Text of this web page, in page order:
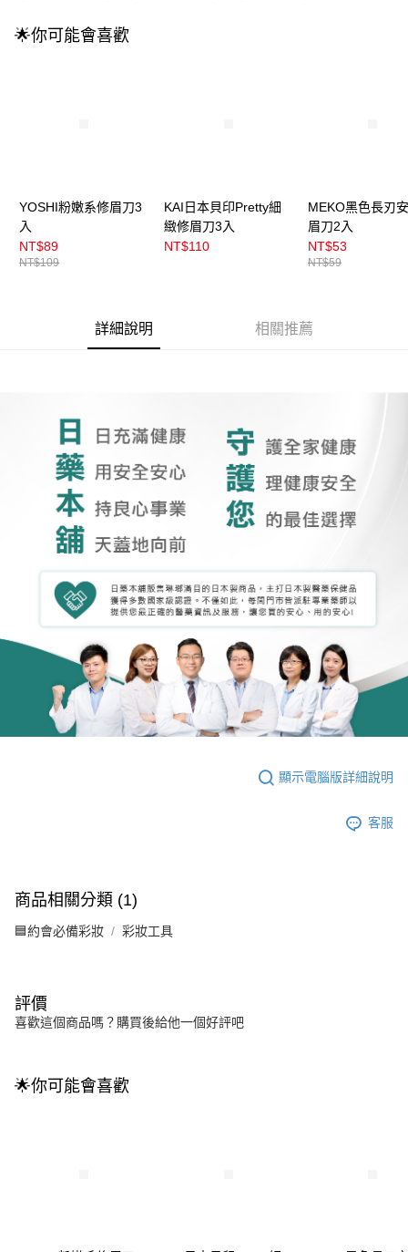
4.訂單成立30分鐘內，如未前往確認交易或遇審核未通過，訂單將自動取
消。如遇「轉專審核」未通過狀況，表示未達大哥付你分期系統評分，恕無
用戶於交易時，得透過本服務購買商品或服務，並由商店將買賣／分期付款
買賣價金債權讓與本公司後，依約使用本公司帳單繳交帳款。
2.基於同意付款使用「大哥付你分期」之契約關係目的，商店將以您的個人
資料（包含姓名、電話或地址）提供予台灣大哥大進項蒐集、處理及利用，
每筆NT$100，滿NT$899(含以上)免運費
每筆NT$100，滿NT$899(含以上)免運費
宅配
每筆NT$100，滿NT$399(含以上)免運費
🌟你可能會喜歡
YOSHI粉嫩系修眉刀3
入
NT$89
NT$109
KAI日本貝印Pretty細
緻修眉刀3入
NT$110
MEKO黑色長刃
眉刀2入
NT$53
NT$59
詳細說明 相關推薦
顯示電腦版詳細說明
客服
商品相關分類 (1)
🟦約會必備彩妝 彩妝工具
評價
喜歡這個商品嗎？購買後給他一個好評吧
🌟你可能會喜歡